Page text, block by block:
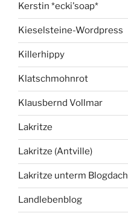
Kerstin *ecki'soap*
Kieselsteine-Wordpress
Killerhippy
Klatschmohnrot
Klausbernd Vollmar
Lakritze
Lakritze (Antville)
Lakritze unterm Blogdach
Landlebenblog